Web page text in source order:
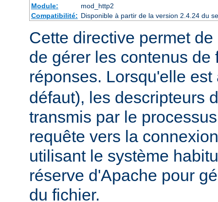
Module:
mod_http2
Compatibilité: Disponible à partir de la version 2.4.24 du
Cette directive permet
de gérer les contenus de
réponses. Lorsqu'elle
défaut), les descripteurs
transmis par le
requête vers la
utilisant le système
réserve d'Apache pour
du fichier.